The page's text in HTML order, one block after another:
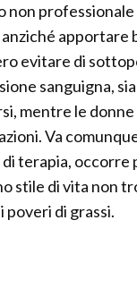
non
apportare
evitare di
sanguigna,
mentre le
Va
terapia, occorre
stile di vita non
di grassi.